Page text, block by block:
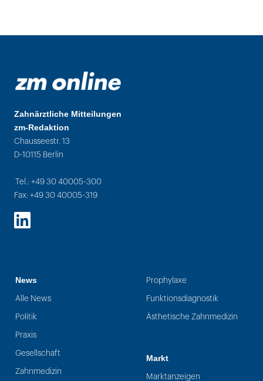
Zahnärztliche Mitteilungen
zm-Redaktion
Chausseestr. 13
D-10115 Berlin
Tel.: +49 30 40005-300
Fax: +49 30 40005-319
LinkedIn
News
Alle News
Politik
Praxis
Gesellschaft
Zahnmedizin
Prophylaxe
Funktionsdiagnostik
Ästhetische Zahnmedizin
Markt
Marktanzeigen